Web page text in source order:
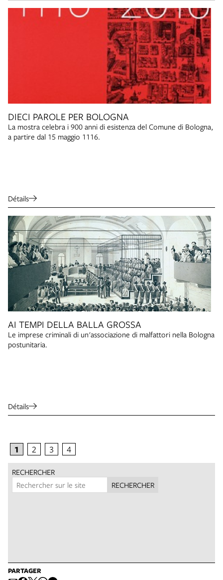
DIECI PAROLE PER BOLOGNA
La mostra celebra i 900 anni di esistenza del Comune di Bologna,
a partire dal 15 maggio 1116.
Détails
AI TEMPI DELLA BALLA GROSSA
Le imprese criminali di un'associazione di malfattori nella Bologna
postunitaria.
Détails
1 2 3 4
RECHERCHER
RECHERCHER
PARTAGER